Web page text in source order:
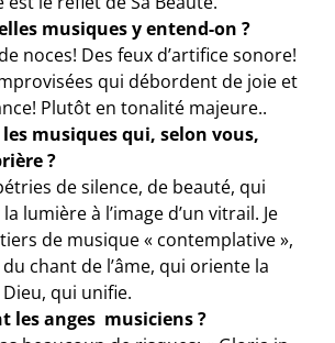
musiques y entend-on ?
noces! Des feux d’artifice sonore!
qui débordent de joie et
Plutôt en tonalité majeure..
musiques qui, selon vous,
?
de silence, de beauté, qui
lumière à l’image d’un vitrail. Je
de musique « contemplative »,
chant de l’âme, qui oriente la
qui unifie.
les anges musiciens ?